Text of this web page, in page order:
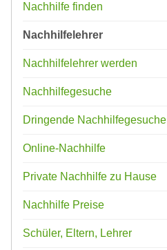
Nachhilfe finden
Nachhilfelehrer
Nachhilfelehrer werden
Nachhilfegesuche
Dringende Nachhilfegesuche
Online-Nachhilfe
Private Nachhilfe zu Hause
Nachhilfe Preise
Schüler, Eltern, Lehrer